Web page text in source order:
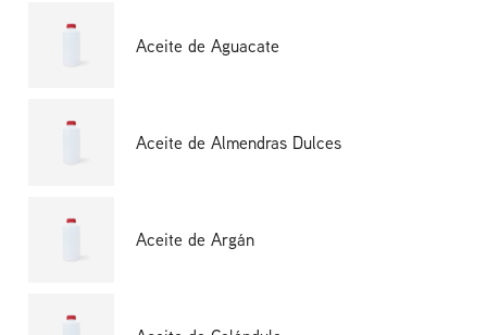
Aceite de Aguacate
Aceite de Almendras Dulces
Aceite de Argán